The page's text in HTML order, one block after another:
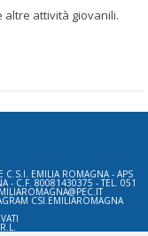
altre attività giovanili.
C.S.I. EMILIA ROMAGNA - APS
- C.F. 80081430375 - TEL. 051
CSI.EMILIAROMAGNA